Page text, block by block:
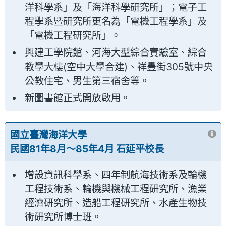
洋科學系」及「海洋科學研究所」；電子工
程學系暨研究所更名為「電機工程學系」及
「電機工程研究所」。
興建工學院館、河海大型綜合實驗室、綜合
教學大樓(空中大學合建)、祥豐街305號中央
公教住宅、男生第三宿舍等。
新圖書館正式開放啟用。
國立臺灣海洋大學
民國81年8月～85年4月 石延平校長
增設資訊科學系、四年制航海技術系及輪機
工程技術系、輪機與機械工程研究所、漁業
經濟研究所、造船工程研究所、水產生物技
術研究所博士班。